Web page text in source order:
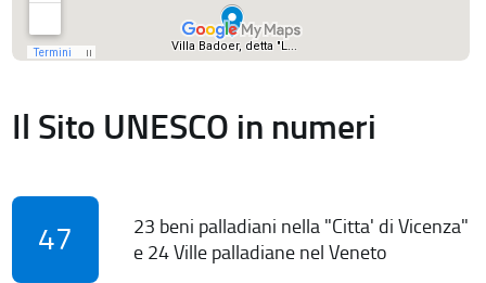
Il Sito UNESCO in numeri
47
23 beni palladiani nella "Citta' di Vicenza"
e 24 Ville palladiane nel Veneto